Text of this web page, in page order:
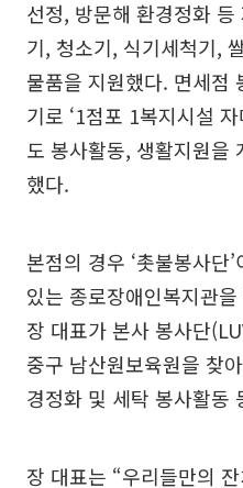
선정, 방문해 환경정화
기, 청소기, 식기세척기,
물품을 지원했다. 면세점
기로 ‘1점포 1복지시설
도 봉사활동, 생활지원을
했다.
본점의 경우 ‘촛불봉사단
있는 종로장애인복지관
장 대표가 본사 봉사단
중구 남산원보육원을 찾
경정화 및 세탁 봉사활동
장 대표는 “우리들만의